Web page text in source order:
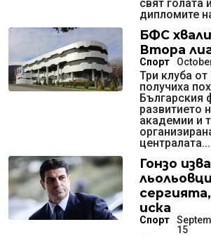
свят голата
дипломите
БФС
Втора
Спорт
Три клуба от
получиха
Българския
развитието
академии и
централата...
Гонзо
иска
Спорт
15